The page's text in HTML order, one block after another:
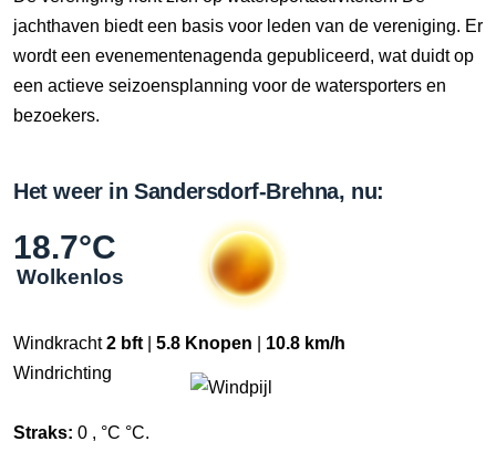
jachthaven biedt een basis voor leden van de vereniging. Er
wordt een evenementenagenda gepubliceerd, wat duidt op
een actieve seizoensplanning voor de watersporters en
bezoekers.
Het weer in Sandersdorf-Brehna, nu:
18.7°C
Wolkenlos
Windkracht2 bft 5.8 Knopen
10.8 km/h
Windrichting
Straks: 0 , °C °C.